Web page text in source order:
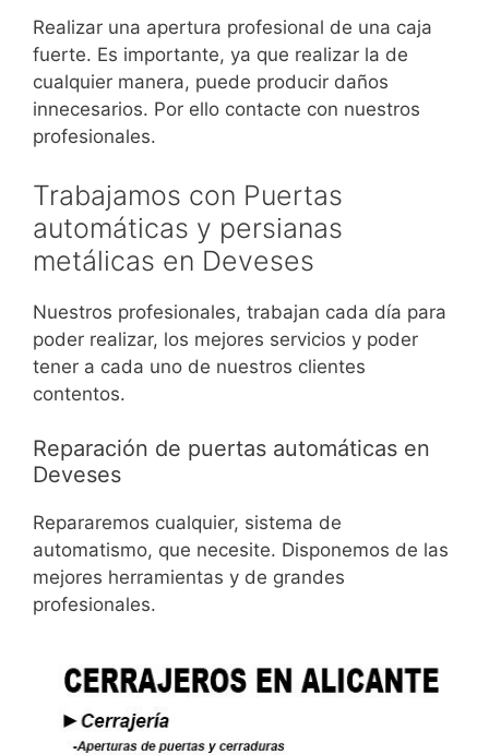
Realizar una apertura profesional de una caja
fuerte. Es importante, ya que realizar la de
cualquier manera, puede producir daños
innecesarios. Por ello contacte con nuestros
profesionales.
Trabajamos con Puertas
automáticas y persianas
metálicas en Deveses
Nuestros profesionales, trabajan cada día para
poder realizar, los mejores servicios y poder
tener a cada uno de nuestros clientes
contentos.
Reparación de puertas automáticas en
Deveses
Repararemos cualquier, sistema de
automatismo, que necesite. Disponemos de las
mejores herramientas y de grandes
profesionales.